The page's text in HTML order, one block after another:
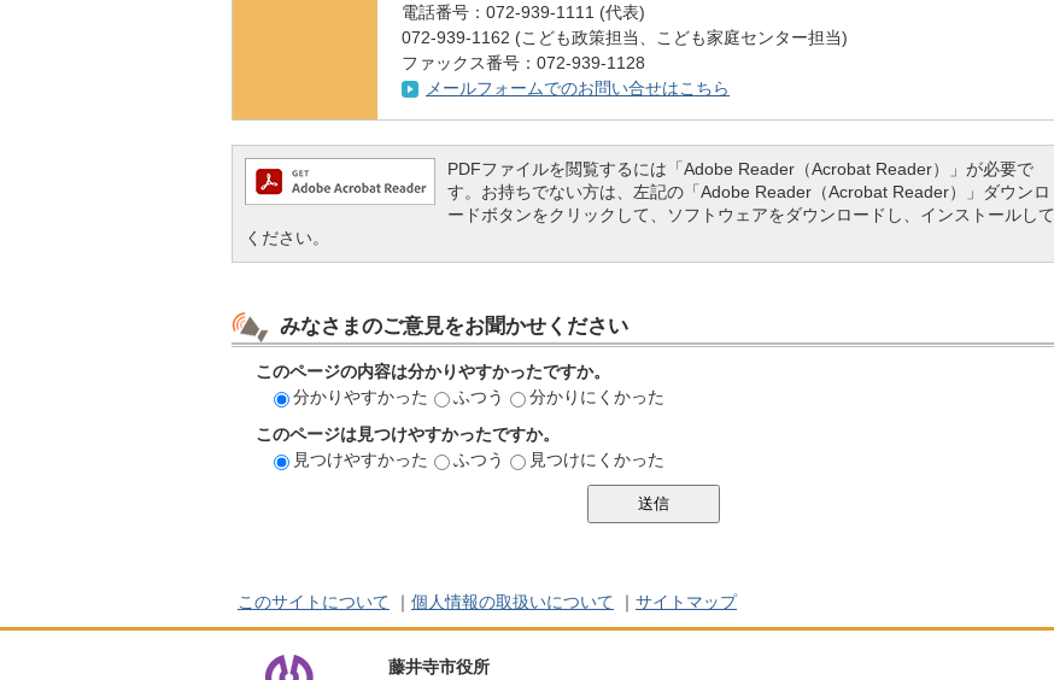
電話番号：072-939-1111 (代表)
072-939-1162 (こども政策担当、こども家庭センター担当)
ファックス番号：072-939-1128
メールフォームでのお問い合せはこちら
PDFファイルを閲覧するには「Adobe Reader（Acrobat Reader）」が必要で
す。お持ちでない方は、左記の「Adobe Reader（Acrobat Reader）」ダウンロ
ードボタンをクリックして、ソフトウェアをダウンロードし、インストールして
ください。
みなさまのご意見をお聞かせください
このページの内容は分かりやすかったですか。
分かりやすかった
ふつう
分かりにくかった
このページは見つけやすかったですか。
見つけやすかった
ふつう 見つけにくかった
このサイトについて ｜ 個人情報の取扱いについて ｜ サイトマップ
藤井寺市役所